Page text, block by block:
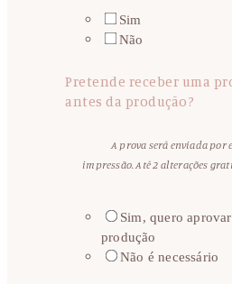
Sim
Não
Pretende receber uma
antes da produção?
A prova será enviada
impressão. Até 2 alterações
Sim, quero
produção
Não é necessário